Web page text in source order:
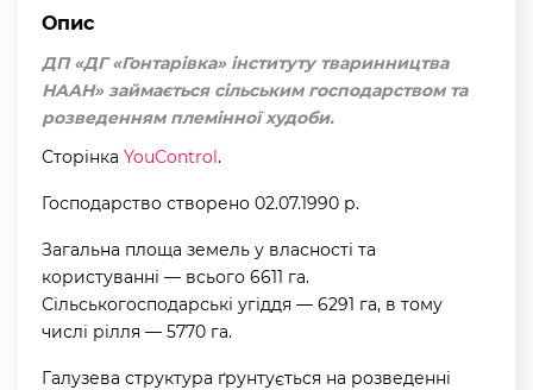
Опис
ДП «ДГ «Гонтарівка» інституту тваринництва
НААН» займається сільським господарством та
розведенням племінної худоби.
Сторінка YouControl.
Господарство створено 02.07.1990 р.
Загальна площа земель у власності та
користуванні — всього 6611 га.
Сільськогосподарські угіддя — 6291 га, в тому
числі рілля — 5770 га.
Галузева структура ґрунтується на розведенні